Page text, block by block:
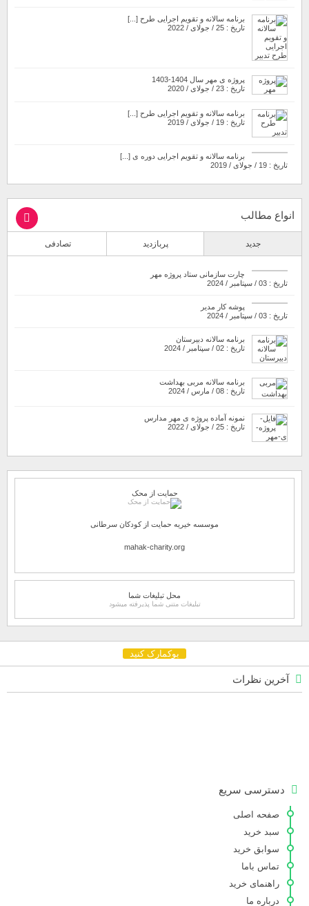
برنامه سالانه و تقویم اجرایی طرح [...]
تاریخ : 25 / جولای / 2022
پروژه ی مهر سال 1404-1403
تاریخ : 23 / جولای / 2020
برنامه سالانه و تقویم اجرایی طرح [...]
تاریخ : 19 / جولای / 2019
برنامه سالانه و تقویم اجرایی دوره ی [...]
تاریخ : 19 / جولای / 2019
انواع مطالب
جدید پربازدید تصادفی
چارت سازمانی ستاد پروژه مهر
تاریخ : 03 / سپتامبر / 2024
پوشه کار مدیر
تاریخ : 03 / سپتامبر / 2024
برنامه سالانه دبیرستان
تاریخ : 02 / سپتامبر / 2024
برنامه سالانه مربی بهداشت
تاریخ : 08 / مارس / 2024
نمونه آماده پروژه ی مهر مدارس
تاریخ : 25 / جولای / 2022
حمایت از محک
موسسه خیریه حمایت از کودکان سرطانی
mahak-charity.org
محل تبلیغات شما
تبلیغات متنی شما پذیرفته میشود
بوکمارک کنید
آخرین نظرات
دسترسی سریع
صفحه اصلی
سبد خرید
سوابق خرید
تماس باما
راهنمای خرید
درباره ما